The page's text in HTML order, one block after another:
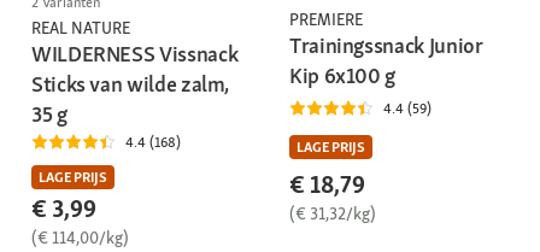
REAL NATURE
WILDERNESS Vissnack
Sticks van wilde zalm,
35 g
4.4 (168)
LAGE PRIJS
€ 3,99
(€ 114,00/kg)
PREMIERE
Trainingssnack Junior
Kip 6x100 g
4.4 (59)
LAGE PRIJS
€ 18,79
(€ 31,32/kg)